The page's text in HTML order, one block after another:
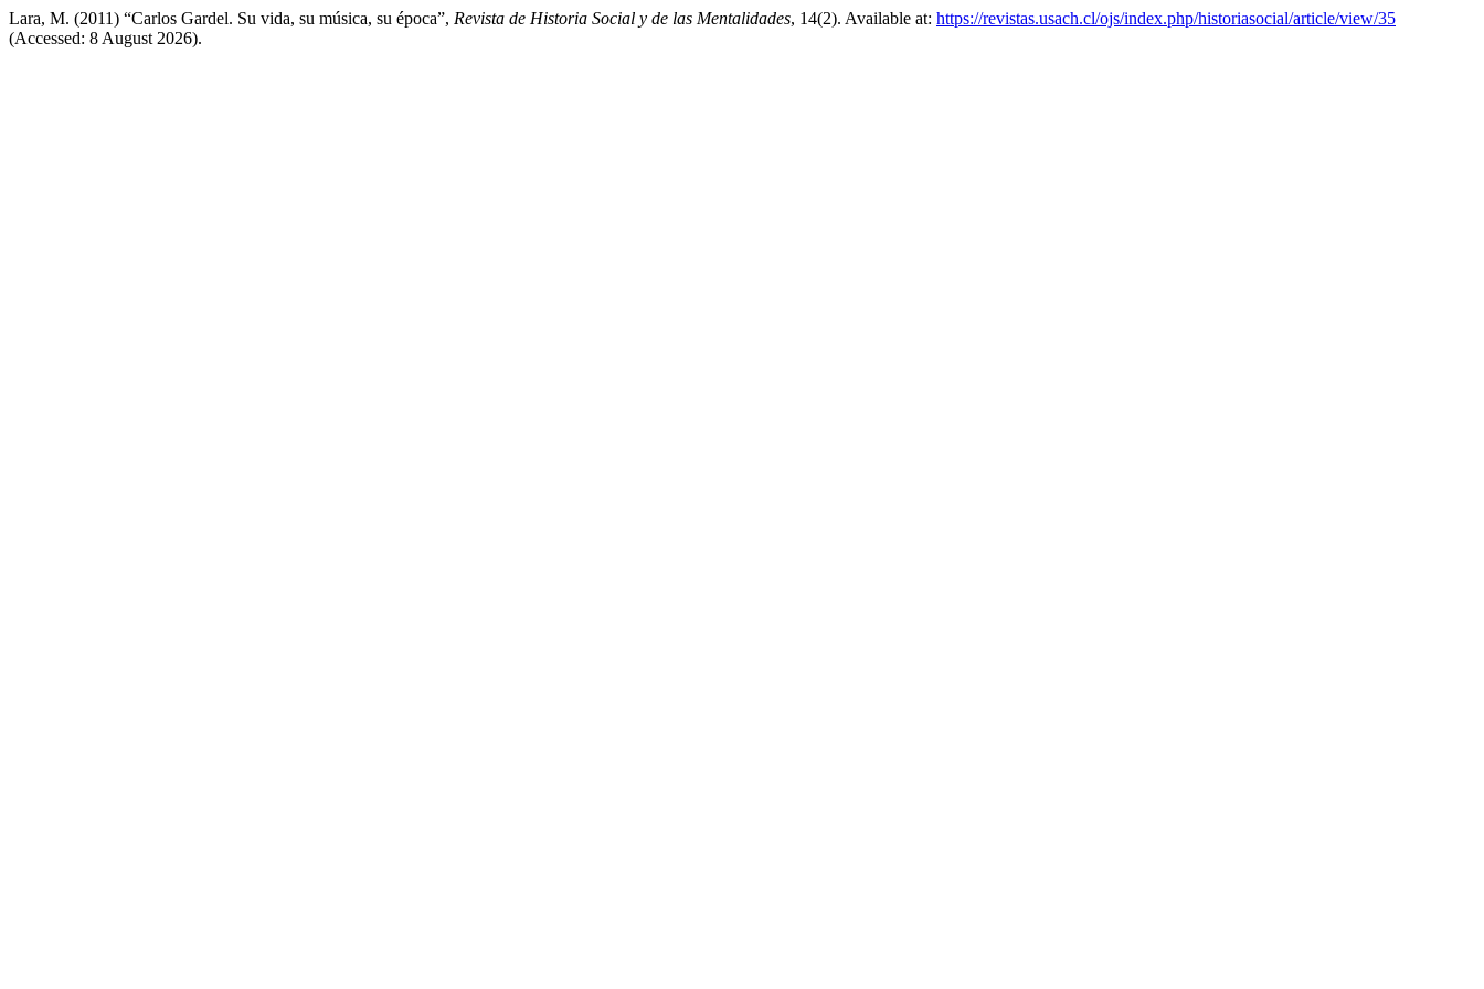
Lara, M. (2011) “Carlos Gardel. Su vida, su música, su época”, Revista de Historia Social y de las Mentalidades, 14(2). Available at: https://revistas.usach.cl/ojs/index.php/historiasocial/article/view/35
(Accessed: 8 August 2026).